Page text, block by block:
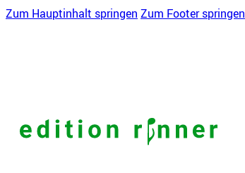
Zum Hauptinhalt springen Zum Footer springen